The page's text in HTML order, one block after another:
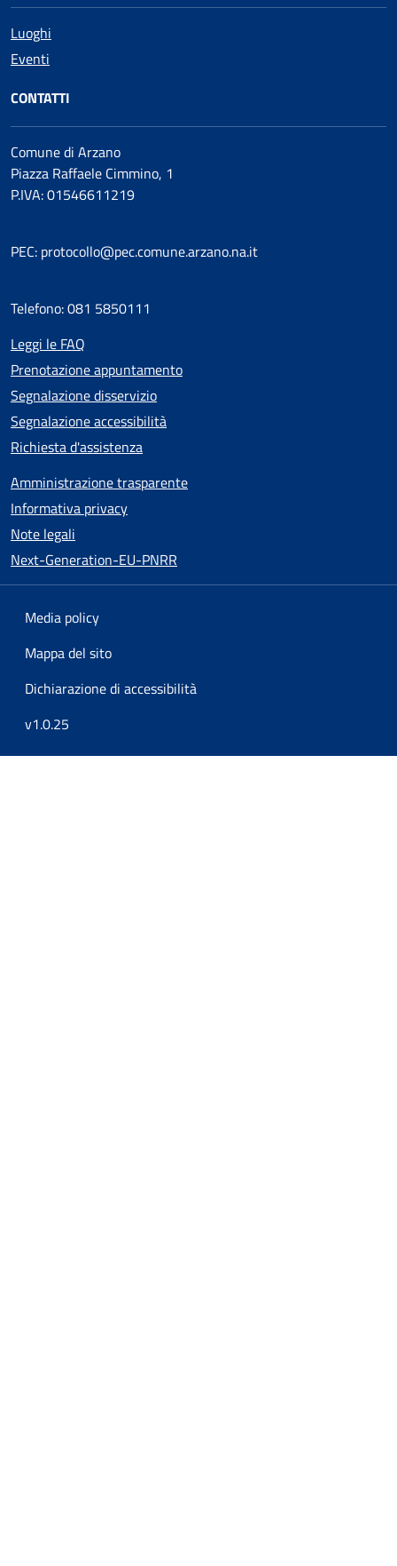
Luoghi
Eventi
CONTATTI
Comune di Arzano
Piazza Raffaele Cimmino, 1
P.IVA: 01546611219
PEC: protocollo@pec.comune.arzano.na.it
Telefono: 081 5850111
Leggi le FAQ
Prenotazione appuntamento
Segnalazione disservizio
Segnalazione accessibilità
Richiesta d'assistenza
Amministrazione trasparente
Informativa privacy
Note legali
Next-Generation-EU-PNRR
Media policy
Mappa del sito
Dichiarazione di accessibilità
v1.0.25